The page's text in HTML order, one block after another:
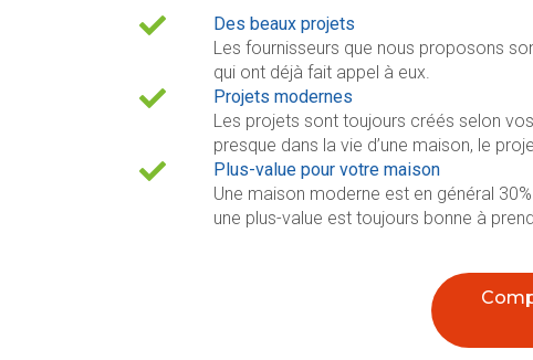
Des beaux projets
Les fournisseurs que nous proposons
qui ont déjà fait appel à eux.
Projets modernes
Les projets sont toujours créés selon
presque dans la vie d’une maison, le
Plus-value pour votre maison
Une maison moderne est en général
une plus-value est toujours bonne à